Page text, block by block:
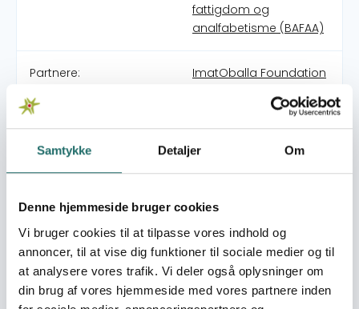
Samtykke Detaljer Om
Denne hjemmeside bruger cookies
Vi bruger cookies til at tilpasse vores indhold og
annoncer, til at vise dig funktioner til sociale medier og til
at analysere vores trafik. Vi deler også oplysninger om
din brug af vores hjemmeside med vores partnere inden
fattigdom og
analfabetisme (BAFAA)
Partnere: ImatOballa Foundation
Pulje: Civilsamfundspuljen
Indsatsområde:
World goals:
Mål 1: Afskaf fattigdom
Mål 5: Ligestilling
mellem kønnene
Mål 8: Anstændige jobs
og økonomisk vækst
Mål 17: Partnerskaber for